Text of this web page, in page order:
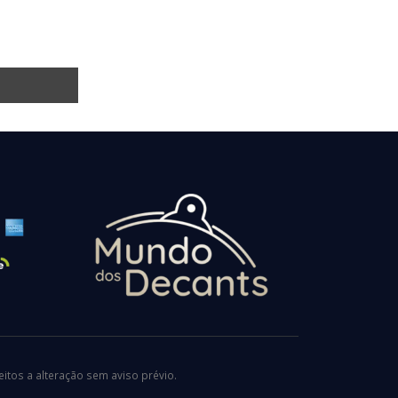
a alteração sem aviso prévio.